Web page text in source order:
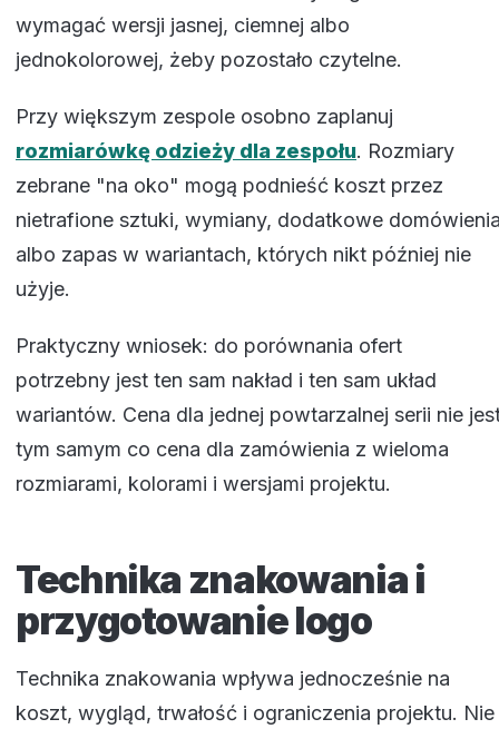
wymagać wersji jasnej, ciemnej albo
jednokolorowej, żeby pozostało czytelne.
Przy większym zespole osobno zaplanuj
rozmiarówkę odzieży dla zespołu. Rozmiary
zebrane "na oko" mogą podnieść koszt przez
nietrafione sztuki, wymiany, dodatkowe
albo zapas w wariantach, których nikt później nie
użyje.
Praktyczny wniosek: do porównania ofert
potrzebny jest ten sam nakład i ten sam układ
wariantów. Cena dla jednej powtarzalnej serii nie
tym samym co cena dla zamówienia z wieloma
rozmiarami, kolorami i wersjami projektu.
Technika znakowania i
przygotowanie logo
Technika znakowania wpływa jednocześnie na
koszt, wygląd, trwałość i ograniczenia projektu. Nie